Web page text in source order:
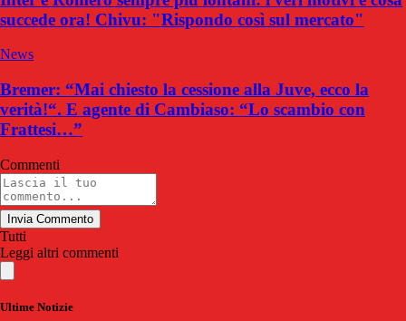
succede ora! Chivu: "Rispondo così sul mercato"
News
Bremer: “Mai chiesto la cessione alla Juve, ecco la
verità!“. E agente di Cambiaso: “Lo scambio con
Frattesi…”
Commenti
Invia Commento
Tutti
Leggi altri commenti
Ultime Notizie